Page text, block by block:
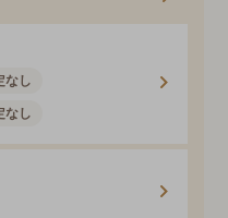
なし
なし